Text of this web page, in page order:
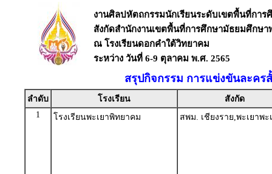
งานศิลปหัตถกรรมนักเรียนระดับเขตพื้นที่การ
สังกัดสำนักงานเขตพื้นที่การศึกษามัธยมศึกษา
ณ โรงเรียนดอกคำใต้วิทยาคม
ระหว่าง วันที่ 6-9 ตุลาคม พ.ศ. 2565
สรุปกิจกรรม การแข่งขันละคร
ลำดับ โรงเรียน
สังกัด
1
โรงเรียนพะเยาพิทยาคม สพม. เชียงราย,พะเยาพะ